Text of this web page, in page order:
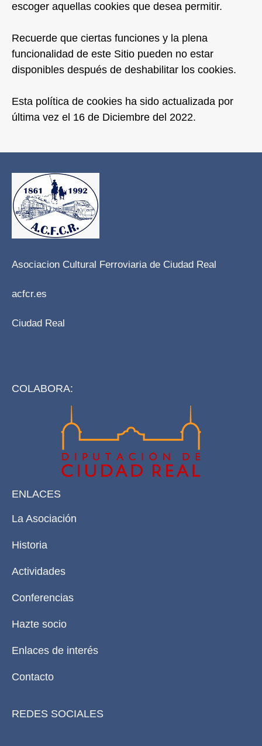
escoger aquellas cookies que desea permitir.
Recuerde que ciertas funciones y la plena
funcionalidad de este Sitio pueden no estar
disponibles después de deshabilitar los cookies.
Esta política de cookies ha sido actualizada por
última vez el 16 de Diciembre del 2022.
Asociacion Cultural Ferroviaria de Ciudad Real
acfcr.es
Ciudad Real
COLABORA:
ENLACES
La Asociación
Historia
Actividades
Conferencias
Hazte socio
Enlaces de interés
Contacto
REDES SOCIALES